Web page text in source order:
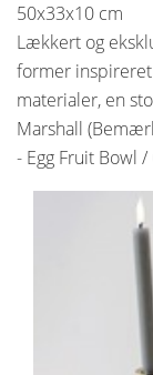
50x33x10 cm
Lækkert og
former
materialer, en
Marshall
- Egg Fruit Bowl